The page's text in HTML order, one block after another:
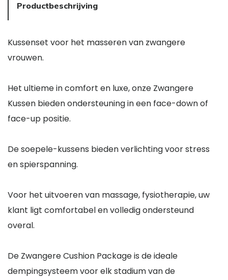
Productbeschrijving
Kussenset voor het masseren van zwangere
vrouwen.
Het ultieme in comfort en luxe, onze Zwangere
Kussen bieden ondersteuning in een face-down of
face-up positie.
De soepele-kussens bieden verlichting voor stress
en spierspanning.
Voor het uitvoeren van massage, fysiotherapie, uw
klant ligt comfortabel en volledig ondersteund
overal.
De Zwangere Cushion Package is de ideale
dempingsysteem voor elk stadium van de